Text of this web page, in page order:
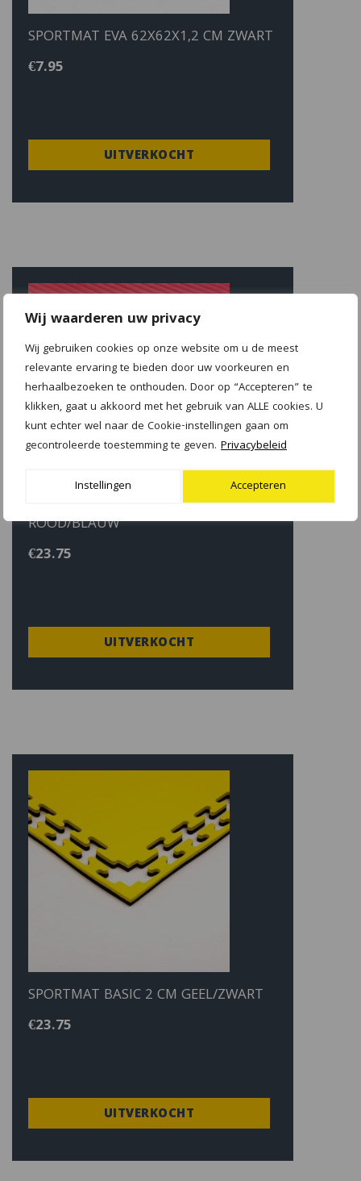
Wij waarderen uw privacy
Wij gebruiken cookies op onze website om u de meest
relevante ervaring te bieden door uw voorkeuren en
herhaalbezoeken te onthouden. Door op “Accepteren” te
klikken, gaat u akkoord met het gebruik van ALLE cookies. U
kunt echter wel naar de Cookie-instellingen gaan om
gecontroleerde toestemming te geven. Privacybeleid
Instellingen Accepteren
SPORTMAT EVA 62X62X1,2 CM ZWART
€7.95
UITVERKOCHT
SPORTMAT GLADIATOR 2 CM
ROOD/BLAUW
€23.75
UITVERKOCHT
SPORTMAT BASIC 2 CM GEEL/ZWART
€23.75
UITVERKOCHT